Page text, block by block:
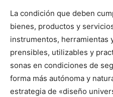
La condi­ción que deben
bienes, pro­duc­tos y
instru­men­tos,
pren­si­bles, uti­liz­ables y
sonas en condi­ciones de
for­ma más autóno­ma y
estrate­gia de «dis­eño